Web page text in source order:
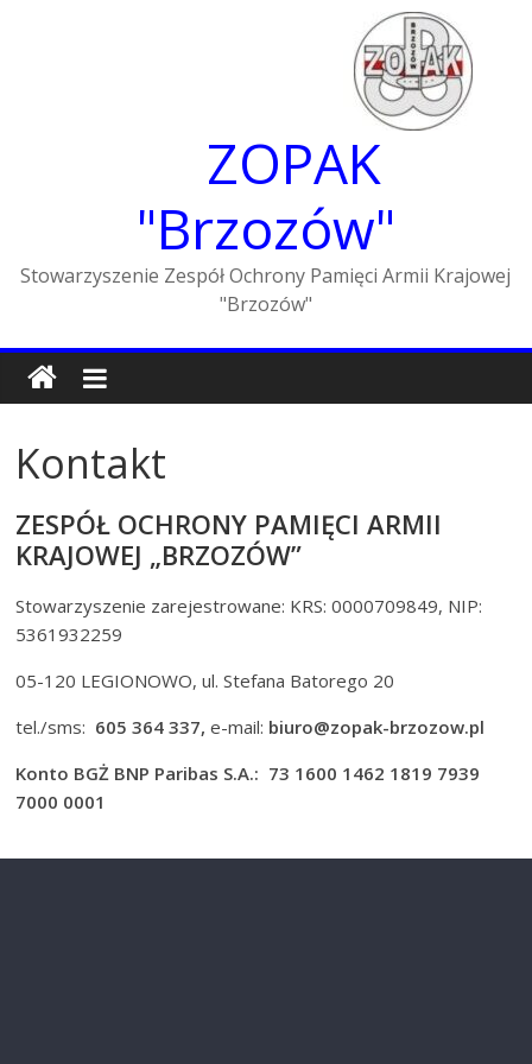
ZOPAK
"Brzozów"
Stowarzyszenie Zespół Ochrony Pamięci Armii Krajowej
"Brzozów"
Kontakt
ZESPÓŁ OCHRONY PAMIĘCI ARMII
KRAJOWEJ „BRZOZÓW”
Stowarzyszenie zarejestrowane: KRS: 0000709849, NIP:
5361932259
05-120 LEGIONOWO, ul. Stefana Batorego 20
tel./sms: 605 364 337,e-mail: biuro@zopak-brzozow.pl
Konto BGŻ BNP Paribas S.A.: 73 1600 1462 1819 7939
7000 0001